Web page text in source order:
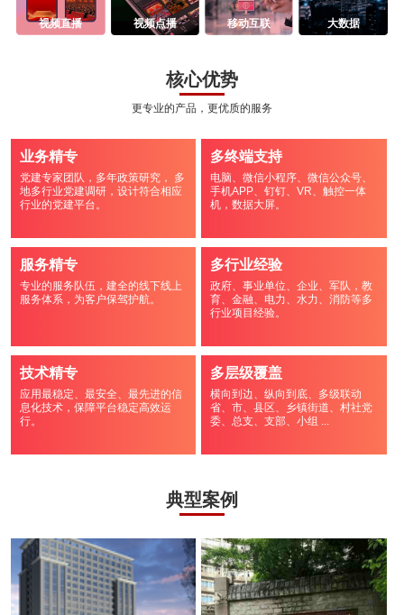
视频直播 视频点播 移动互联 大数据
核心优势
更专业的产品，更优质的服务
业务精专
党建专家团队，多年政策研究， 多
地多行业党建调研，设计符合相应
行业的党建平台。
多终端支持
电脑、微信小程序、微信公众号、
手机APP、钉钉、VR、触控一体
机，数据大屏。
服务精专
专业的服务队伍，建全的线下线上
服务体系，为客户保驾护航。
多行业经验
政府、事业单位、企业、军队，教
育、金融、电力、水力、消防等多
行业项目经验。
技术精专
应用最稳定、最安全、最先进的信
息化技术，保障平台稳定高效运
行。
多层级覆盖
横向到边、纵向到底、多级联动
省、市、县区、乡镇街道、村社党
委、总支、支部、小组 ...
典型案例